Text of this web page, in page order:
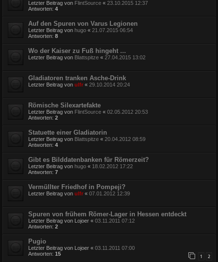
Letzter Beitrag von FlintSource « 23.10.2015 12:37
Antworten: 4
Auf den Spuren von Varus Legionen
Letzter Beitrag von hugo « 21.07.2015 06:54
Antworten: 8
Wo der Kaiser zu Fuß hingeht ...
Letzter Beitrag von Blattspitze « 27.04.2015 13:02
Gladiatoren tranken Asche-Drink
Letzter Beitrag von ulfr « 29.10.2014 20:24
Römische Silexartefakte
Letzter Beitrag von FlintSource « 02.05.2012 20:53
Antworten: 2
Statuette einer Gladiatorin
Letzter Beitrag von Blattspitze « 20.04.2012 08:59
Antworten: 4
Gibt es Bilddatenbanken für Römerzeit?
Letzter Beitrag von hugo « 18.02.2012 17:22
Antworten: 7
Vermüllter Friedhof in Pompeji?
Letzter Beitrag von ulfr « 07.01.2012 12:39
Spuren von frühem Römer-Lager in Hessen entdeckt
Letzter Beitrag von Lojoer « 03.11.2011 07:12
Antworten: 2
Pugio
Letzter Beitrag von Lojoer « 03.11.2011 07:00
Antworten: 15 1 2